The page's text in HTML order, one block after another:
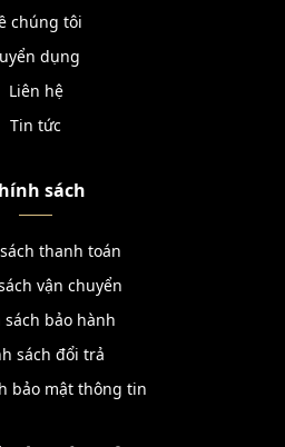
chúng tôi
dụng
Liên hệ
Tin tức
sách
thanh toán
vận chuyển
sách bảo hành
sách đổi trả
bảo mật thông tin